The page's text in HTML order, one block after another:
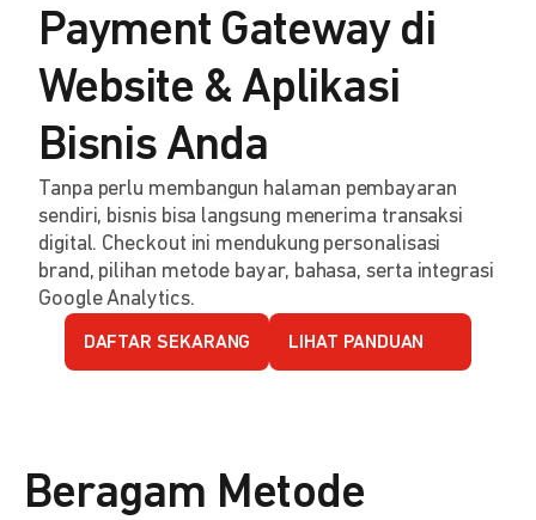
Payment Gateway di
Website & Aplikasi
Bisnis Anda
Tanpa perlu membangun halaman pembayaran
sendiri, bisnis bisa langsung menerima transaksi
digital. Checkout ini mendukung personalisasi
brand, pilihan metode bayar, bahasa, serta integrasi
Google Analytics.
DAFTAR SEKARANG LIHAT PANDUAN
Beragam Metode